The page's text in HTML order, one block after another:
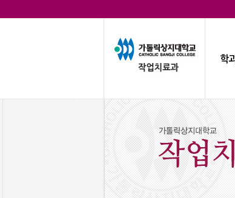
학